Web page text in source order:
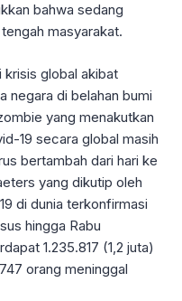
bahwa sedang
masyarakat.
krisis global akibat
negara di belahan bumi
yang menakutkan
19 secara global masih
bertambah dari hari ke
yang dikutip oleh
di dunia terkonfirmasi
hingga Rabu
1.235.817 (1,2 juta)
orang meninggal